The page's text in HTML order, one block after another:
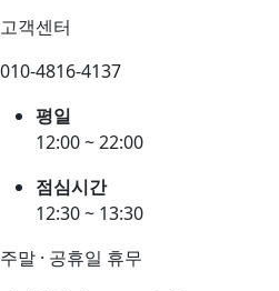
고객센터
010-4816-4137
평일
12:00 ~ 22:00
점심시간
12:30 ~ 13:30
주말 · 공휴일 휴무